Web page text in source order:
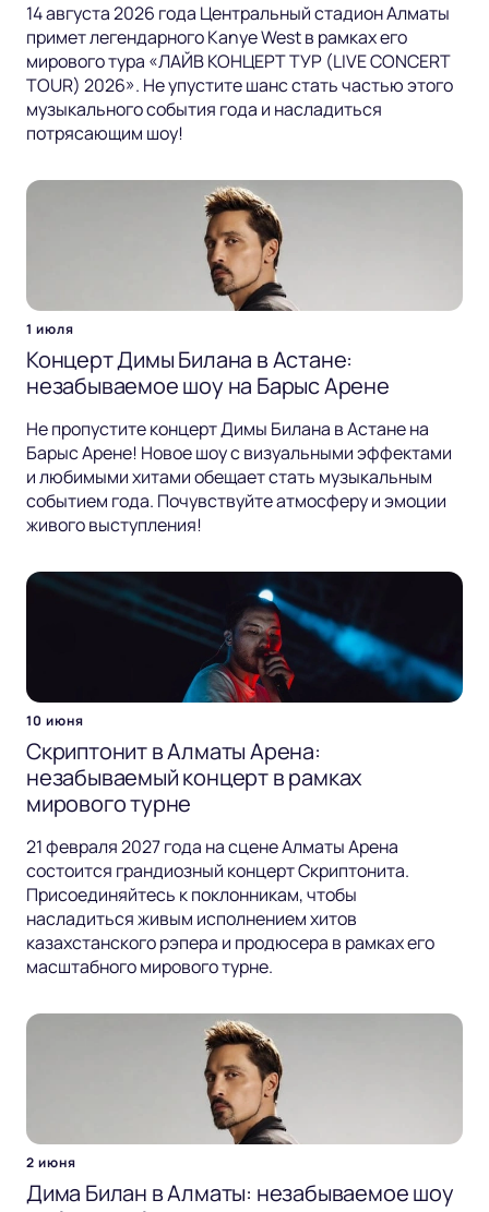
14 августа 2026 года Центральный стадион Алматы
примет легендарного Kanye West в рамках его
мирового тура «ЛАЙВ КОНЦЕРТ ТУР (LIVE CONCERT
TOUR) 2026». Не упустите шанс стать частью этого
музыкального события года и насладиться
потрясающим шоу!
1 июля
Концерт Димы Билана в Астане:
незабываемое шоу на Барыс Арене
Не пропустите концерт Димы Билана в Астане на
Барыс Арене! Новое шоу с визуальными эффектами
и любимыми хитами обещает стать музыкальным
событием года. Почувствуйте атмосферу и эмоции
живого выступления!
10 июня
Скриптонит в Алматы Арена:
незабываемый концерт в рамках
мирового турне
21 февраля 2027 года на сцене Алматы Арена
состоится грандиозный концерт Скриптонита.
Присоединяйтесь к поклонникам, чтобы
насладиться живым исполнением хитов
казахстанского рэпера и продюсера в рамках его
масштабного мирового турне.
2 июня
Дима Билан в Алматы: незабываемое шоу